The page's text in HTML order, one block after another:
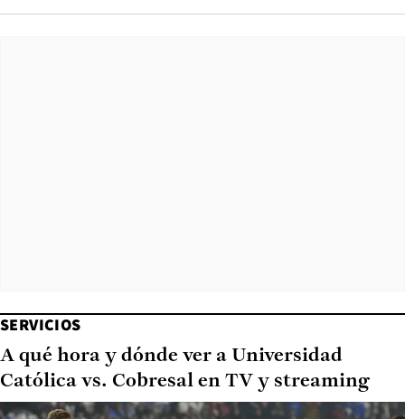
SERVICIOS
A qué hora y dónde ver a Universidad
Católica vs. Cobresal en TV y streaming